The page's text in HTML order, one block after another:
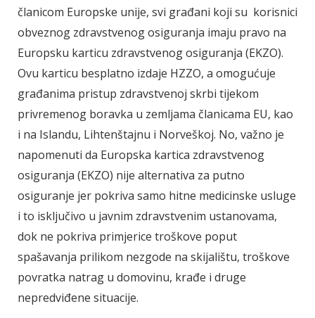
članicom Europske unije, svi građani koji su korisnici
obveznog zdravstvenog osiguranja imaju pravo na
Europsku karticu zdravstvenog osiguranja (EKZO).
Ovu karticu besplatno izdaje HZZO, a omogućuje
građanima pristup zdravstvenoj skrbi tijekom
privremenog boravka u zemljama članicama EU, kao
i na Islandu, Lihtenštajnu i Norveškoj. No, važno je
napomenuti da Europska kartica zdravstvenog
osiguranja (EKZO) nije alternativa za putno
osiguranje jer pokriva samo hitne medicinske usluge
i to isključivo u javnim zdravstvenim ustanovama,
dok ne pokriva primjerice troškove poput
spašavanja prilikom nezgode na skijalištu, troškove
povratka natrag u domovinu, krađe i druge
nepredviđene situacije.